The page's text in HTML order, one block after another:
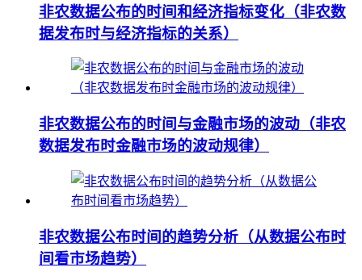
非农数据公布的时间和经济指标变化（非农数
据发布时与经济指标的关系）
非农数据公布的时间与金融市场的波动（非农
数据发布时金融市场的波动规律）
非农数据公布时间的趋势分析（从数据公布时
间看市场趋势）